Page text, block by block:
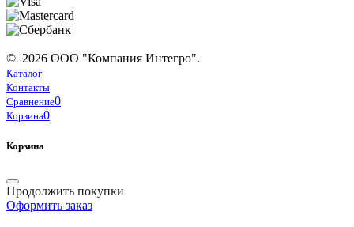
© 2026 ООО "Компания Интегро".
Каталог
Контакты
Сравнение0
Корзина0
Корзина
Продолжить покупки
Оформить заказ